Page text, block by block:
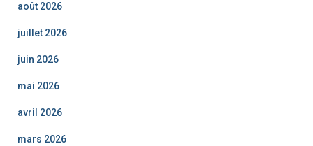
août 2026
juillet 2026
juin 2026
mai 2026
avril 2026
mars 2026